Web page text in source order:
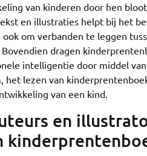
van kinderen door hen
en illustraties helpt bij het
om verbanden te leggen
dragen
intelligentie door middel
lezen van
van een kind.
en